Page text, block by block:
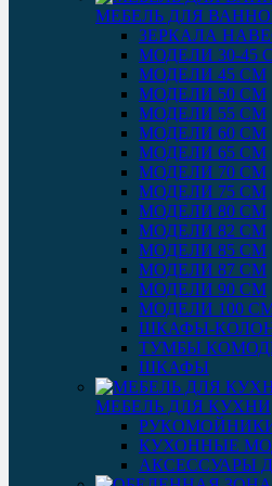
МЕБЕЛЬ ДЛЯ
ЗЕРКАЛА
МОДЕЛИ 30-45
МОДЕЛИ 45 СМ
МОДЕЛИ 50 СМ
МОДЕЛИ 55 СМ
МОДЕЛИ 60 СМ
МОДЕЛИ 65 СМ
МОДЕЛИ 70 СМ
МОДЕЛИ 75 СМ
МОДЕЛИ 80 СМ
МОДЕЛИ 82 СМ
МОДЕЛИ 85 СМ
МОДЕЛИ 87 СМ
МОДЕЛИ 90 СМ
МОДЕЛИ 100
ШКАФЫ-
ТУМБЫ
ШКАФЫ
МЕБЕЛЬ ДЛЯ КУХНИ
КУХОННЫЕ
АКСЕССУАРЫ